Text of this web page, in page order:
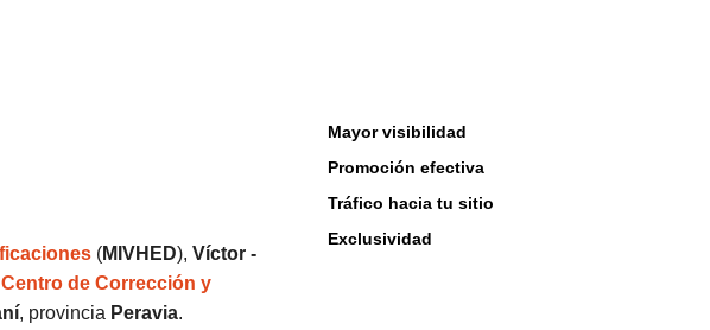
(MIVHED), Víctor -
Centro de Corrección y
, provincia Peravia.
Mayor visibilidad
Promoción efectiva
Tráfico hacia tu sitio
Exclusividad